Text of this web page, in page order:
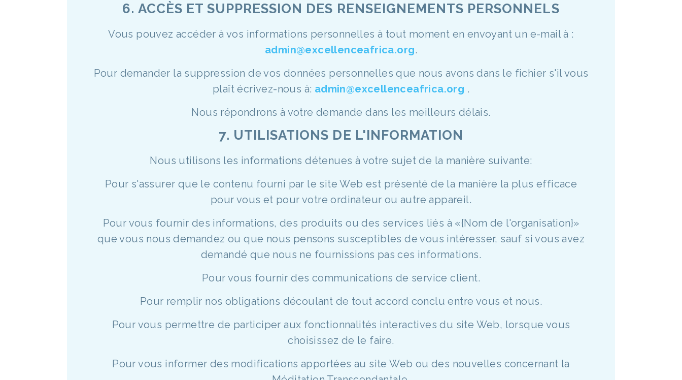
6. ACCÈS ET SUPPRESSION DES RENSEIGNEMENTS PERSONNELS
Vous pouvez accéder à vos informations personnelles à tout moment en envoyant un e-mail à :
admin@excellenceafrica.org.
Pour demander la suppression de vos données personnelles que nous avons dans le fichier s'il vous
plaît écrivez-nous à: admin@excellenceafrica.org .
Nous répondrons à votre demande dans les meilleurs délais.
7. UTILISATIONS DE L'INFORMATION
Nous utilisons les informations détenues à votre sujet de la manière suivante:
Pour s'assurer que le contenu fourni par le site Web est présenté de la manière la plus efficace
pour vous et pour votre ordinateur ou autre appareil.
Pour vous fournir des informations, des produits ou des services liés à «{Nom de l'organisation}»
que vous nous demandez ou que nous pensons susceptibles de vous intéresser, sauf si vous avez
demandé que nous ne fournissions pas ces informations.
Pour vous fournir des communications de service client.
Pour remplir nos obligations découlant de tout accord conclu entre vous et nous.
Pour vous permettre de participer aux fonctionnalités interactives du site Web, lorsque vous
choisissez de le faire.
Pour vous informer des modifications apportées au site Web ou des nouvelles concernant la